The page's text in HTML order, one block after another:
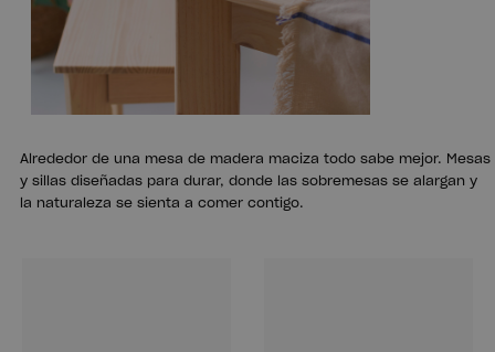
Alrededor de una mesa de madera maciza todo sabe mejor. Mesas
y sillas diseñadas para durar, donde las sobremesas se alargan y
la naturaleza se sienta a comer contigo.